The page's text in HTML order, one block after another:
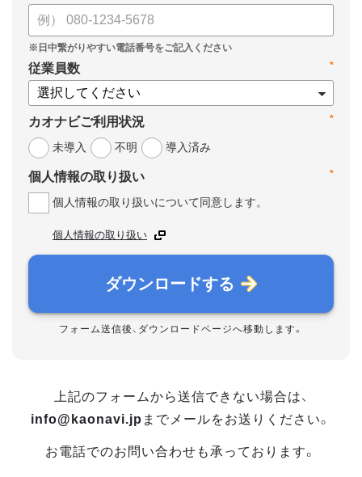
*
従業員数
*
カオナビご利用状況
未導入
不明 導入済み
*
個人情報の取り扱い
個人情報の取り扱いについて同意します。
個人情報の取り扱い
ダウンロードする
フォーム送信後、ダウンロードページへ移動します。
上記のフォームから送信できない場合は、
info@kaonavi.jp までメールをお送りください。
お電話でのお問い合わせも承っております。